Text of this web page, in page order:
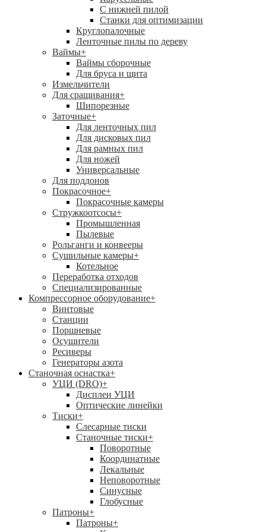
С нижней пилой
Станки для оптимизации
Круглопалочные
Ленточные пилы по дереву
Ваймы+
Ваймы сборочные
Для бруса и щита
Измельчители
Для сращивания+
Шипорезные
Заточные+
Для ленточных пил
Для дисковых пил
Для рамных пил
Для ножей
Универсальные
Для поддонов
Покрасочное+
Покрасочные камеры
Стружкоотсосы+
Промышленная
Пылевые
Рольганги и конвееры
Сушильные камеры+
Котельное
Переработка отходов
Специализированные
Компрессорное оборудование+
Винтовые
Станции
Поршневые
Осушители
Ресиверы
Генераторы азота
Станочная оснастка+
УЦИ (DRO)+
Дисплеи УЦИ
Оптические линейки
Тиски+
Слесарные тиски
Станочные тиски+
Поворотные
Координатные
Лекальные
Неповоротные
Синусные
Глобусные
Патроны+
Патроны+